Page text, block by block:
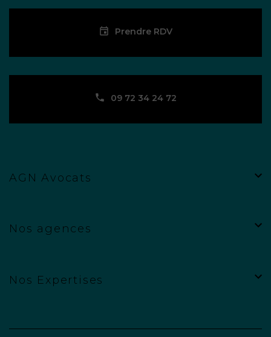
Prendre RDV
09 72 34 24 72
AGN Avocats
Nos agences
Nos Expertises